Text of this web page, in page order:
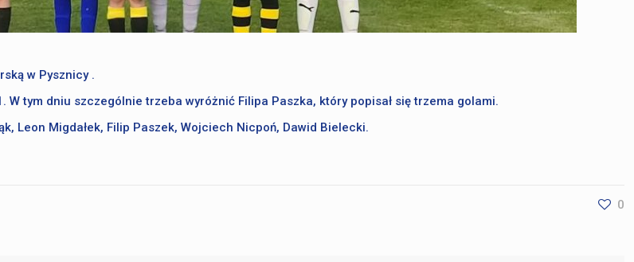
w Pysznicy .
tym dniu szczególnie trzeba wyróżnić Filipa Paszka, który popisał się trzema golami.
Leon Migdałek, Filip Paszek, Wojciech Nicpoń, Dawid Bielecki.
0